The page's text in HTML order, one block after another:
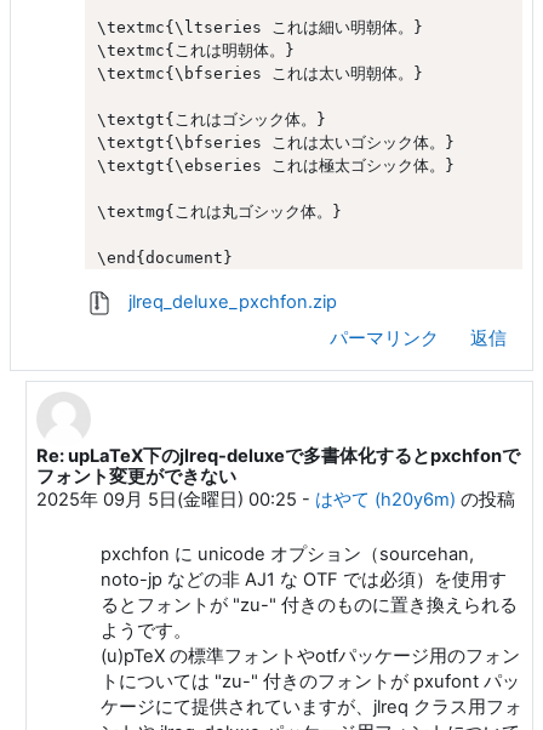
\textmc{\ltseries これは細い明朝体。}
\textmc{これは明朝体。}
\textmc{\bfseries これは太い明朝体。}
\textgt{これはゴシック体。}
\textgt{\bfseries これは太いゴシック体。}
\textgt{\ebseries これは極太ゴシック体。}
\textmg{これは丸ゴシック体。}
jlreq_deluxe_pxchfon.zip
パーマリンク
返信
ya ra への返信
Re: upLaTeX下のjlreq-deluxeで多書体化するとpxchfonで
フォント変更ができない
2025年 09月 5日(金曜日) 00:25 - はやて (h20y6m) の投稿
pxchfon に unicode オプション（sourcehan,
noto-jp などの非 AJ1 な OTF では必須）を使用す
るとフォントが "zu-" 付きのものに置き換えられる
ようです。
(u)pTeX の標準フォントやotfパッケージ用のフォン
トについては "zu-" 付きのフォントが pxufont パッ
ケージにて提供されていますが、jlreq クラス用フォ